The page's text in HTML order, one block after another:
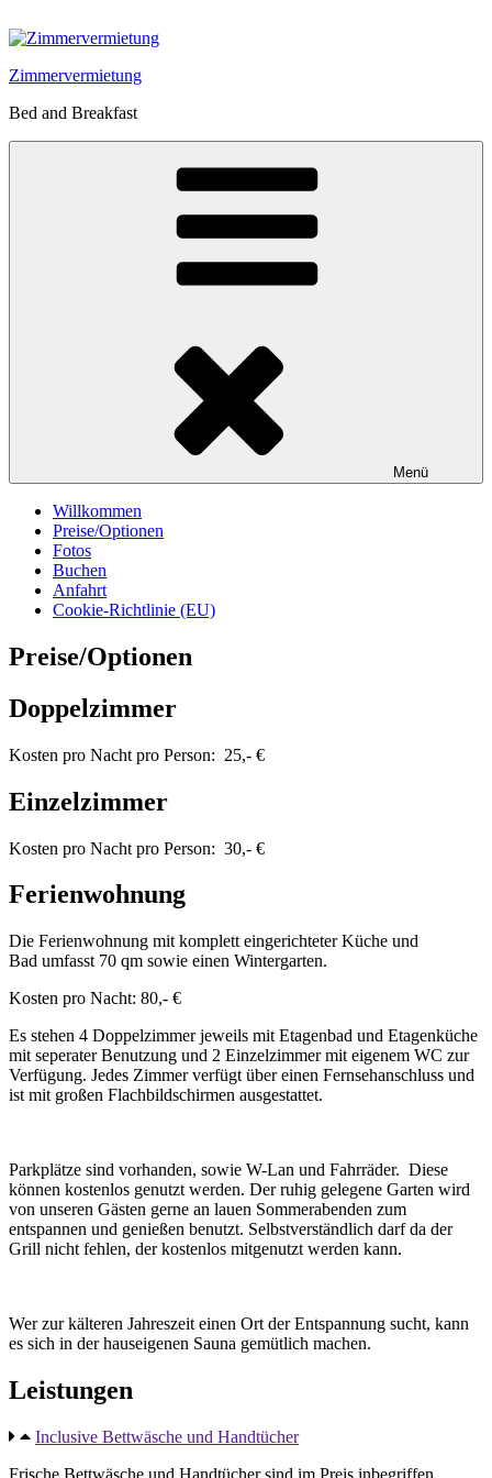
Inhalt
Zimmervermietung
Bed and Breakfast
Menü
Willkommen
Preise/Optionen
Fotos
Buchen
Anfahrt
Cookie-Richtlinie (EU)
Preise/Optionen
Doppelzimmer
Kosten pro Nacht pro Person: 25,- €
Einzelzimmer
Kosten pro Nacht pro Person: 30,- €
Ferienwohnung
Die Ferienwohnung mit komplett eingerichteter Küche und
Bad umfasst 70 qm sowie einen Wintergarten.
Kosten pro Nacht: 80,- €
Es stehen 4 Doppelzimmer jeweils mit Etagenbad und Etagenküche
mit seperater Benutzung und 2 Einzelzimmer mit eigenem WC zur
Verfügung. Jedes Zimmer verfügt über einen Fernsehanschluss und
ist mit großen Flachbildschirmen ausgestattet.
Parkplätze sind vorhanden, sowie W-Lan und Fahrräder. Diese
können kostenlos genutzt werden. Der ruhig gelegene Garten wird
von unseren Gästen gerne an lauen Sommerabenden zum
entspannen und genießen benutzt. Selbstverständlich darf da der
Grill nicht fehlen, der kostenlos mitgenutzt werden kann.
Wer zur kälteren Jahreszeit einen Ort der Entspannung sucht, kann
es sich in der hauseigenen Sauna gemütlich machen.
Leistungen
Inclusive Bettwäsche und Handtücher